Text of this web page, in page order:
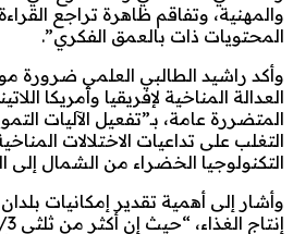
والمهنية، وتفاقم ظاهرة تراجع
المحتويات ذات بالعمق الفكري”.
وأكد راشيد الطالبي العلمي ضرورة
العدالة المناخية لإفريقيا وأمريكا
المتضررة عامة، بـ”تفعيل الآليات
التغلب على تداعيات الاختلالات
التكنولوجيا الخضراء من الشمال إلى
وأشار إلى أهمية تقدير إمكانيات